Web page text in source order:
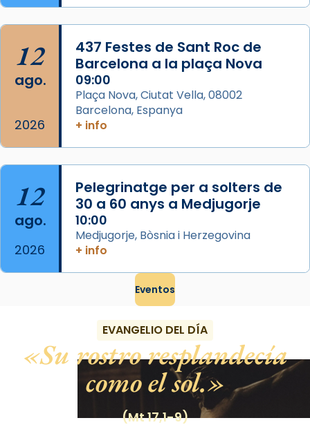
View on Facebook · Share
12
ago.
2026
437 Festes de Sant Roc de
Barcelona a la plaça Nova
09:00
Plaça Nova, Ciutat Vella, 08002
Barcelona, Espanya
+ info
12
ago.
2026
Pelegrinatge per a solters de
30 a 60 anys a Medjugorje
10:00
Medjugorje, Bòsnia i Herzegovina
+ info
Eventos
EVANGELIO DEL DÍA
Su rostro resplandecía
como el sol.
(Mt 17,1-9)